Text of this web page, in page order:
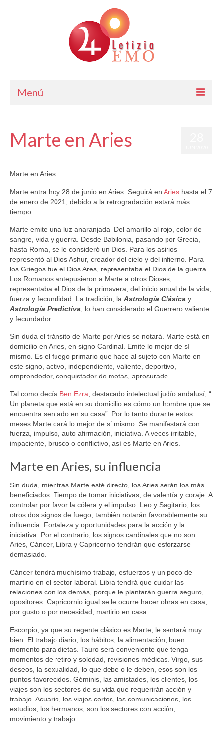
Menú
Cursos de Astrología
Letizia Emo
Marte en Aries
Marte en Aries.
Marte entra hoy 28 de junio en Aries. Seguirá en Aries hasta el 7
de enero de 2021, debido a la retrogradación estará más
tiempo.
Marte emite una luz anaranjada. Del amarillo al rojo, color de
sangre, vida y guerra. Desde Babilonia, pasando por Grecia,
hasta Roma, se le consideró un Dios. Para los asirios
representó al Dios Ashur, creador del cielo y del infierno. Para
los Griegos fue el Dios Ares, representaba el Dios de la guerra.
Los Romanos antepusieron a Marte a otros Dioses,
representaba el Dios de la primavera, del inicio anual de la vida,
fuerza y fecundidad. La tradición, la Astrología Clásica y
Astrología Predictiva , lo han considerado el Guerrero valiente
y fecundador.
Sin duda el tránsito de Marte por Aries se notará. Marte está en
domicilio en Aries, en signo Cardinal. Emite lo mejor de sí
mismo. Es el fuego primario que hace al sujeto con Marte en
este signo, activo, independiente, valiente, deportivo,
emprendedor, conquistador de metas, apresurado.
Tal como decía Ben Ezra , destacado intelectual judío andalusí, “
Un planeta que está en su domicilio es cómo un hombre que se
encuentra sentado en su casa”. Por lo tanto durante estos
meses Marte dará lo mejor de sí mismo. Se manifestará con
fuerza, impulso, auto afirmación, iniciativa. A veces irritable,
impaciente, brusco o conflictivo, así es Marte en Aries.
Marte en Aries, su influencia
Sin duda, mientras Marte esté directo, los Aries serán los más
beneficiados. Tiempo de tomar iniciativas, de valentía y coraje. A
controlar por favor la cólera y el impulso. Leo y Sagitario, los
otros dos signos de fuego, también notarán favorablemente su
influencia. Fortaleza y oportunidades para la acción y la
iniciativa. Por el contrario, los signos cardinales que no son
Aries, Cáncer, Libra y Capricornio tendrán que esforzarse
demasiado.
Cáncer tendrá muchísimo trabajo, esfuerzos y un poco de
martirio en el sector laboral. Libra tendrá que cuidar las
relaciones con los demás, porque le plantarán guerra seguro,
opositores. Capricornio igual se le ocurre hacer obras en casa,
por gusto o por necesidad, martirio en casa.
Escorpio, ya que su regente clásico es Marte, le sentará muy
bien. El trabajo diario, los hábitos, la alimentación, buen
momento para dietas. Tauro será conveniente que tenga
momentos de retiro y soledad, revisiones médicas. Virgo, sus
deseos, la sexualidad, lo que debe o le deben, esos son los
puntos favorecidos. Géminis, las amistades, los clientes, los
viajes son los sectores de su vida que requerirán acción y
trabajo. Acuario, los viajes cortos, las comunicaciones, los
estudios, los hermanos, son los sectores con acción,
movimiento y trabajo.